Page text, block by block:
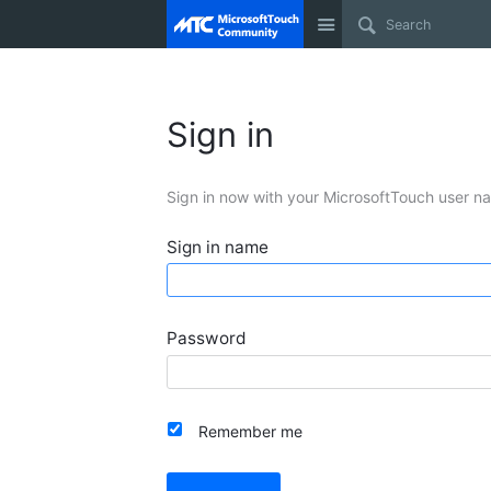
Site
Sign in
Sign in now with your MicrosoftTouch user
Sign in name
Password
Remember me